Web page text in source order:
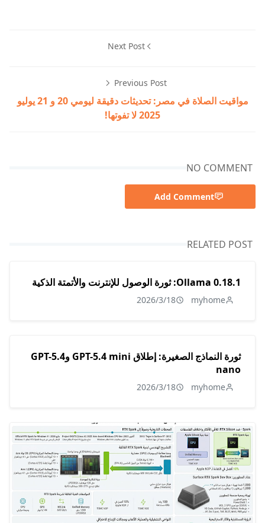
Next Post
Previous Post
مواقيت الصلاة في مصر: تحديثات دقيقة ليومي 20 و 21 يوليو
2025 لا تفوتها!
NO COMMENT
Add Comment
RELATED POST
Ollama 0.18.1: ثورة الوصول للإنترنت والأتمتة الذكية
myhome
2026/3/18
ثورة النماذج الصغيرة: إطلاق GPT-5.4 mini وGPT-5.4
nano
myhome
2026/3/18